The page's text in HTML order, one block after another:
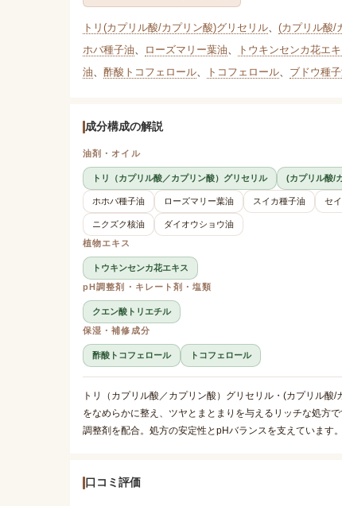
トリ(カプリル酸/カプリン酸)グリセリル、 (カプリル酸/
ホバ種子油、 ローズマリー葉油、 トウキンセンカ花エ
油、 酢酸トコフェロール、 トコフェロール、 ブドウ種
成分構成の解説
油剤・オイル
トリ（カプリル酸／カプリン酸）グリセリル (カプリル酸/
ホホバ種子油 ローズマリー葉油 スイカ種子油 セ
ニクズク核油
ダイオウショウ油
植物エキス
トウキンセンカ花エキス
pH調整剤・キレート剤・塩類
クエン酸トリエチル
保湿・補修成分
酢酸トコフェロール トコフェロール
トリ（カプリル酸／カプリン酸）グリセリル・(カプリル
をなめらかに整え、ツヤとまとまりを与えるリッチな処方
調整剤を配合。処方の安定性とpHバランスを支えています
口コミ評価